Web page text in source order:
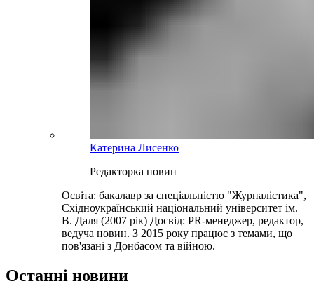
Катерина Лисенко
Редакторка новин
Освіта: бакалавр за спеціальністю "Журналістика",
Східноукраїнський національний університет ім.
В. Даля (2007 рік) Досвід: PR-менеджер, редактор,
ведуча новин. З 2015 року працює з темами, що
пов'язані з Донбасом та війною.
Останні новини